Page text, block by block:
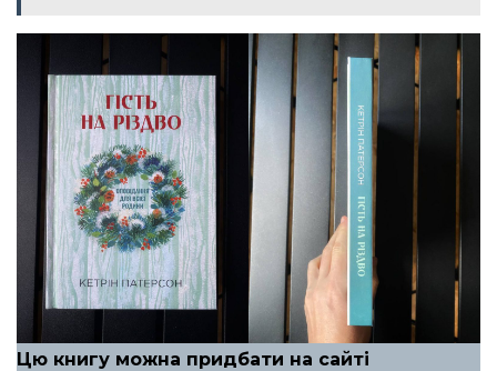
Цю книгу можна придбати на сайті